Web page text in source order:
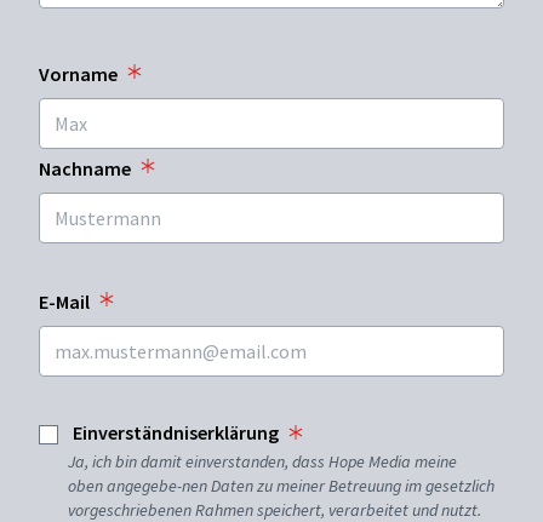
Vorname
Nachname
E-Mail
Einverständniserklärung
Ja, ich bin damit einverstanden, dass Hope Media meine
oben angegebe-nen Daten zu meiner Betreuung im gesetzlich
vorgeschriebenen Rahmen speichert, verarbeitet und nutzt.